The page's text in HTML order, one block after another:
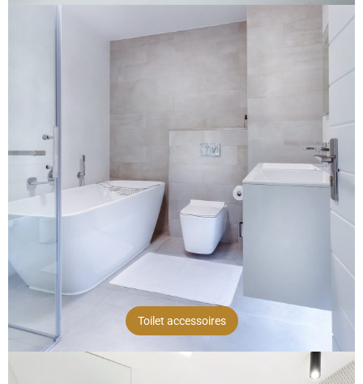
Toilet accessoires